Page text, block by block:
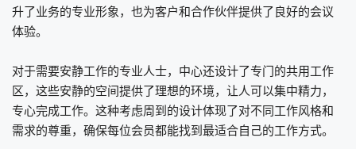
升了业务的专业形象，也为客户和合作伙伴提供了良好的会议
体验。
对于需要安静工作的专业人士，中心还设计了专门的共用工作
区，这些安静的空间提供了理想的环境，让人可以集中精力，
专心完成工作。这种考虑周到的设计体现了对不同工作风格和
需求的尊重，确保每位会员都能找到最适合自己的工作方式。